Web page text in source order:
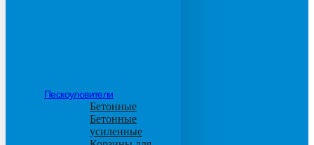
Пескоуловители
Бетонные
Бетонные
усиленные